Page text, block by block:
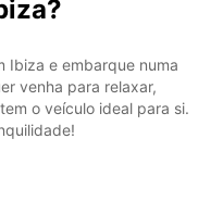
Ibiza e embarque numa
venha para relaxar,
o veículo ideal para si.